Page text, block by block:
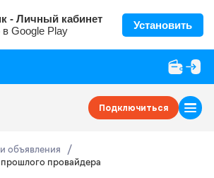
- Личный кабинет
Google Play
Установить
Подключиться
объявления
прошлого провайдера